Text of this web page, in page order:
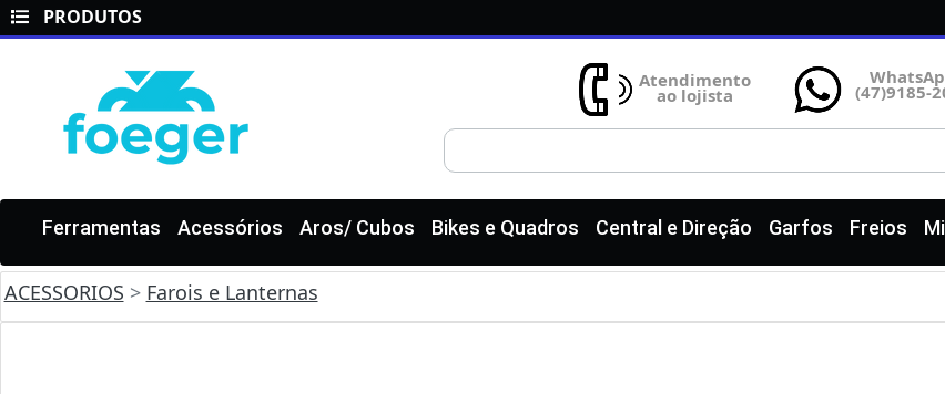
PRODUTOS
Atendimento
ao lojista (47)9185-
Ferramentas Acessórios Aros/ Cubos Bikes e Quadros Central e Direção Garfos Freios
ACESSORIOS > Farois e Lanternas